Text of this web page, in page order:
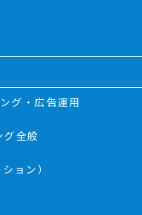
グ・広告運用
全般
ョン）